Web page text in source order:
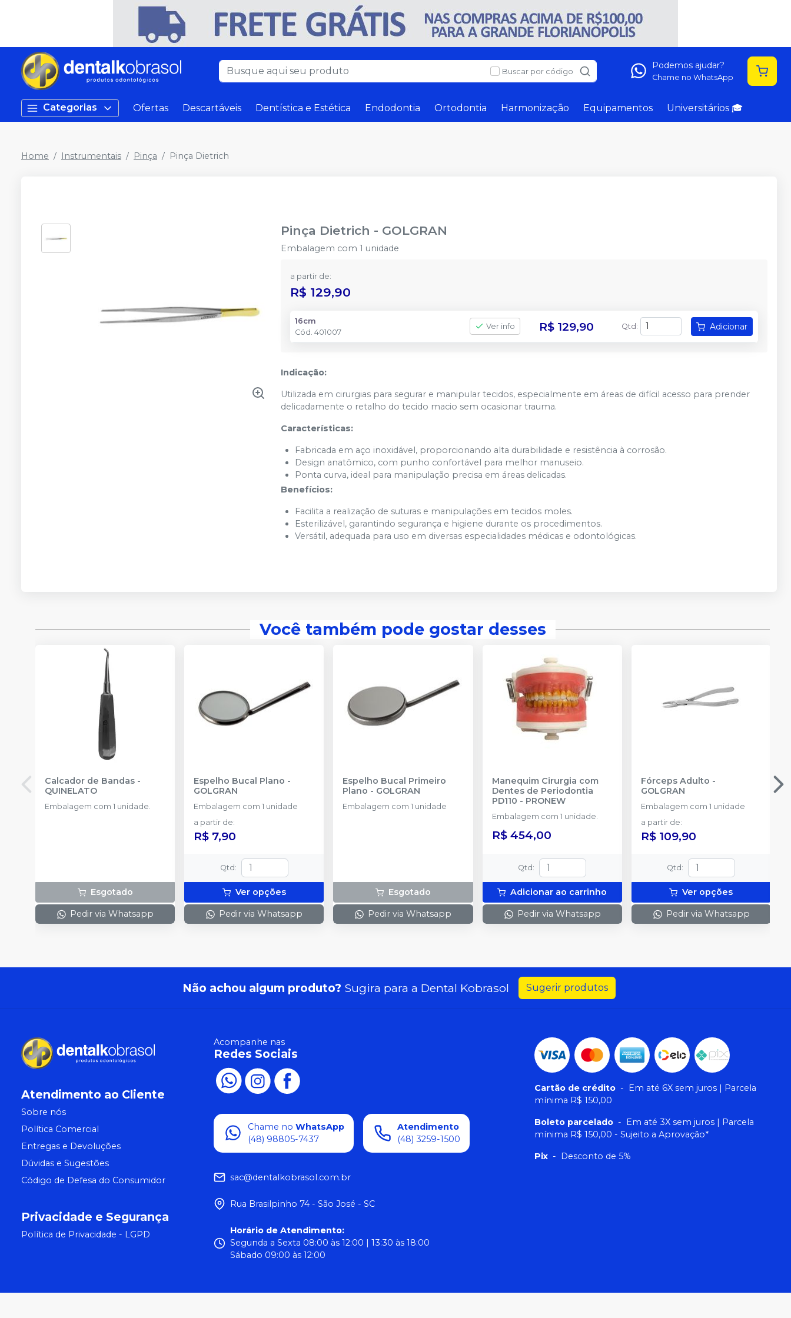
Buscar por código
Podemos ajudar?
Chame no WhatsApp
Categorias Ofertas Descartáveis Dentística e Estética Endodontia Ortodontia Harmonização Equipamentos Universitários 🎓
Home Instrumentais Pinça Pinça Dietrich
Pinça Dietrich - GOLGRAN
Embalagem com 1 unidade
a partir de:
R$ 129,90
16cm
Cód.401007
Ver info R$ 129,90 Qtd : Adicionar
Indicação:
Utilizada em cirurgias para segurar e manipular tecidos, especialmente em áreas de difícil acesso para prender
delicadamente o retalho do tecido macio sem ocasionar trauma.
Características:
Fabricada em aço inoxidável, proporcionando alta durabilidade e resistência à corrosão.
Design anatômico, com punho confortável para melhor manuseio.
Ponta curva, ideal para manipulação precisa em áreas delicadas.
Benefícios:
Facilita a realização de suturas e manipulações em tecidos moles.
Esterilizável, garantindo segurança e higiene durante os procedimentos.
Versátil, adequada para uso em diversas especialidades médicas e odontológicas.
Você também pode gostar desses
Calcador de Bandas -
QUINELATO
Embalagem com 1 unidade.
Esgotado
Pedir via Whatsapp
Espelho Bucal Plano -
GOLGRAN
Embalagem com 1 unidade
a partir de:
R$ 7,90
Qtd :
Ver opções
Pedir via Whatsapp
Espelho Bucal Primeiro
Plano - GOLGRAN
Embalagem com 1 unidade
Esgotado
Pedir via Whatsapp
Manequim Cirurgia com
Dentes de Periodontia
PD110 - PRONEW
Embalagem com 1 unidade.
R$ 454,00
Qtd :
Adicionar ao carrinho
Pedir via Whatsapp
Fórceps Adulto -
GOLGRAN
Embalagem com 1 unidade
a partir de:
R$ 109,90
Qtd :
Ver opções
Pedir via Whatsapp
Não achou algum produto? Sugira para a Dental Kobrasol Sugerir produtos
Atendimento ao Cliente
Sobre nós
Política Comercial
Entregas e Devoluções
Dúvidas e Sugestões
Código de Defesa do Consumidor
Privacidade e Segurança
Política de Privacidade - LGPD
Acompanhe nas
Redes Sociais
Chame no WhatsApp
(48) 98805-7437
Atendimento
(48) 3259-1500
sac@dentalkobrasol.com.br
Rua Brasilpinho 74 - São José - SC
Horário de Atendimento:
Segunda a Sexta 08:00 às 12:00 | 13:30 às 18:00
Sábado 09:00 às 12:00
Cartão de crédito - Em até 6X sem juros | Parcela
mínima R$ 150,00
Boleto parcelado - Em até 3X sem juros | Parcela
mínima R$ 150,00 - Sujeito a Aprovação*
Pix - Desconto de 5%